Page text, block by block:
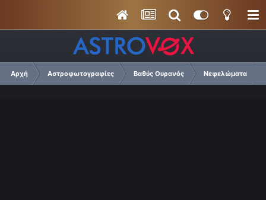
Αρχή Αστροφωτογραφίες Βαθύς Ουρανός Νεφελώματα